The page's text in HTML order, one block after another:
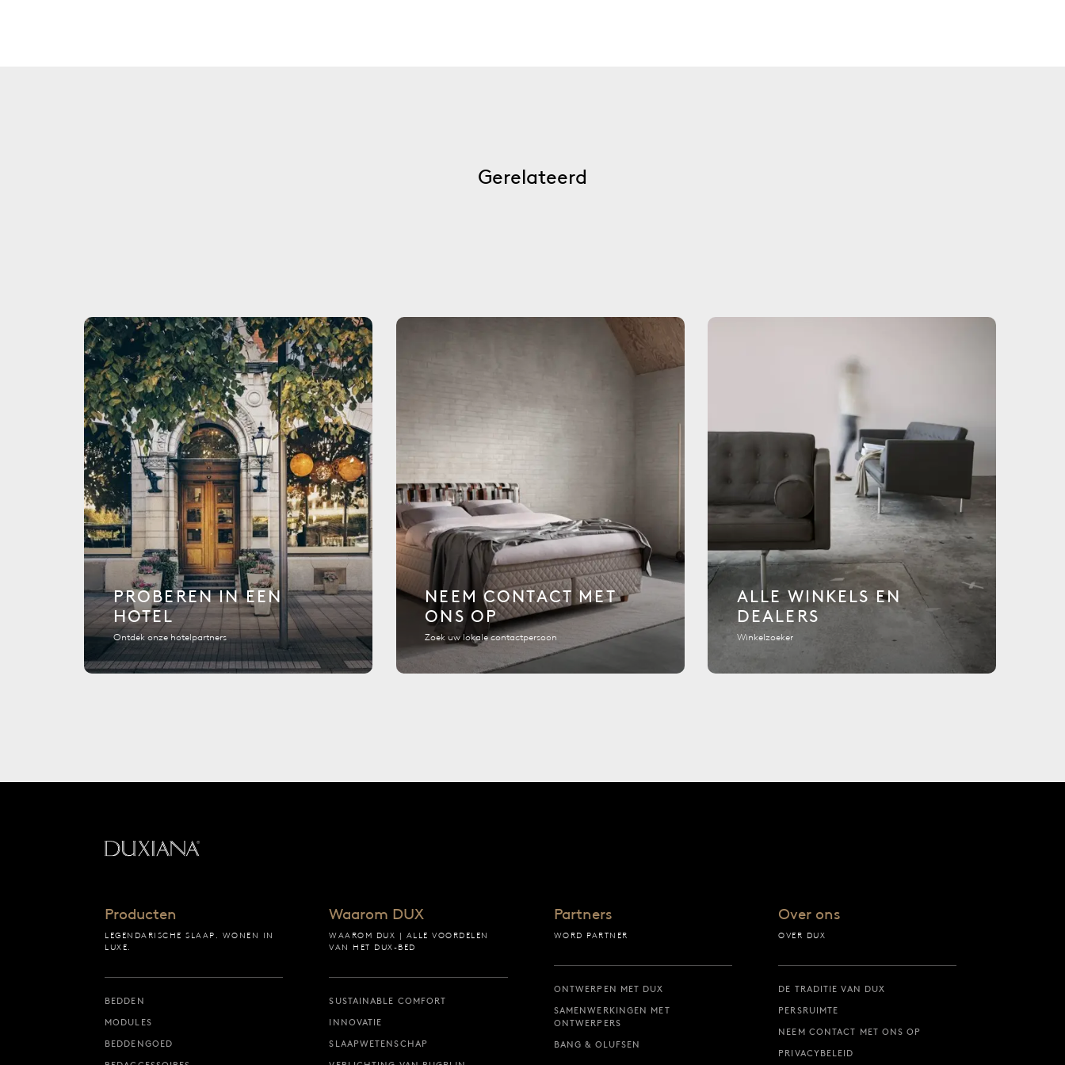
Gerelateerd
PROBEREN IN EEN
HOTEL
Ontdek onze hotelpartners
NEEM CONTACT MET
ONS OP
Zoek uw lokale contactpersoon
ALLE WINKELS EN
DEALERS
Winkelzoeker
Terug naar startpagina
Producten
LEGENDARISCHE SLAAP. WONEN IN
LUXE.
BEDDEN
MODULES
BEDDENGOED
Waarom DUX
WAAROM DUX | ALLE VOORDELEN
VAN HET DUX-BED
SUSTAINABLE COMFORT
INNOVATIE
SLAAPWETENSCHAP
Partners
WORD PARTNER
ONTWERPEN MET DUX
SAMENWERKINGEN MET
ONTWERPERS
BANG & OLUFSEN
Over ons
OVER DUX
DE TRADITIE VAN DUX
PERSRUIMTE
NEEM CONTACT MET ONS OP
PRIVACYBELEID